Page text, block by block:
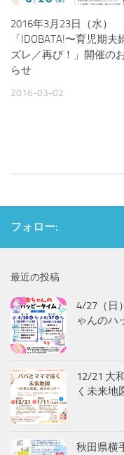
2016年3月23日（水）
「IDOBATA!〜育児期夫
ズレ／再び！」開催の
らせ
2016-03-02
フォロー:
最近の投稿
4/27（日
ゃんのハ
12/21 大
く未来地
秋田県横